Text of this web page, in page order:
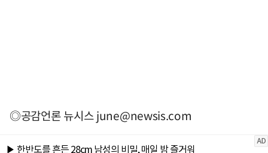
◎공감언론 뉴시스june@newsis.com